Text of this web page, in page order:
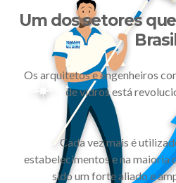
Um dos setores
Os arquitetos e engenheiros
de vidros está
Cada vez mais é
estabelecimentos e na maioria
sido um forte aliado e